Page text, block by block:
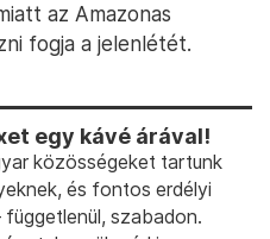
az Amazonas
fogja a jelenlétét.
egy kávé árával!
közösségeket tartunk
és fontos erdélyi
szabadon.